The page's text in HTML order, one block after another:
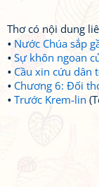
Thơ có nội dung
Nước Chúa sắp
Sự khôn ngoan
Cầu xin cứu dân
Chương 6: Đối
Trước Krem-lin